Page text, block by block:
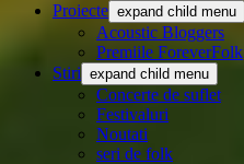
Proiecte expand child menu
Acoustic Bloggers
Premiile ForeverFolk
Stiri expand child menu
Concerte de suflet
Festivaluri
Noutati
seri de folk